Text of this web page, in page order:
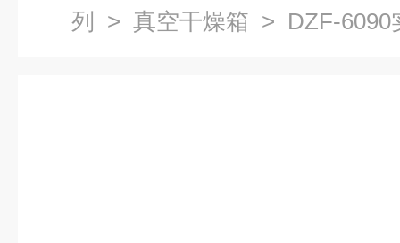
列
> 真空干燥箱 > DZF-6090